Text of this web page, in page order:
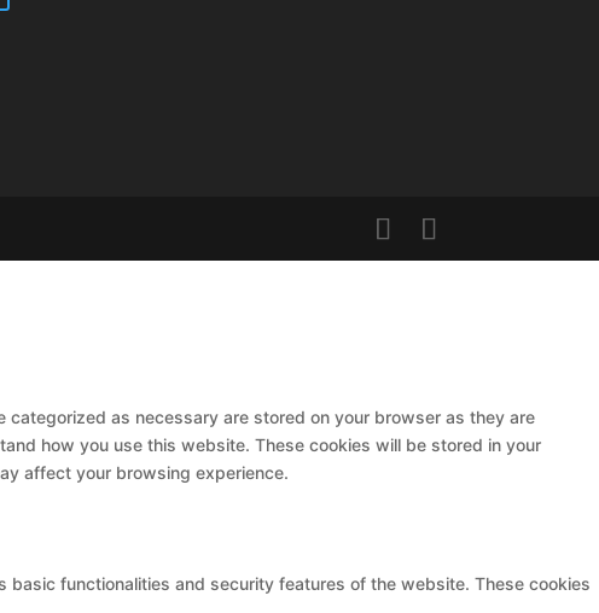
as necessary are stored on your browser as they are
how you use this website. These cookies will be stored in your
affect your browsing experience.
functionalities and security features of the website. These cookies